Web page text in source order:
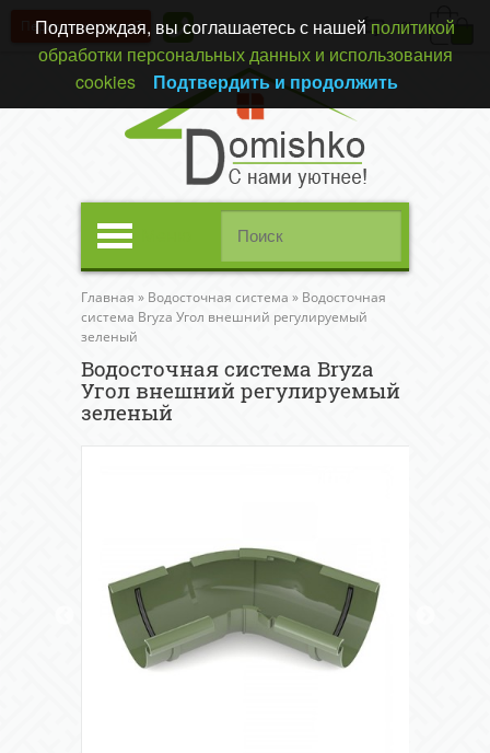
(0)
Перезвонить вам?
Главная » Водосточная система » Водосточная
система Bryza Угол внешний регулируемый
зеленый
Водосточная система Bryza
Угол внешний регулируемый
зеленый
Подтверждая, вы соглашаетесь с нашей политикой
обработки персональных данных и использования
cookies
Подтвердить и продолжить